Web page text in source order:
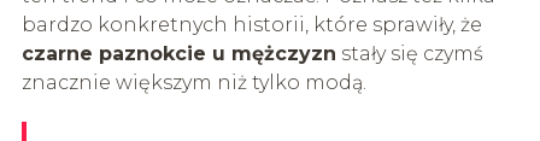
bardzo konkretnych historii, które sprawiły, że
czarne paznokcie u mężczyzn stały się czymś
znacznie większym niż tylko modą.